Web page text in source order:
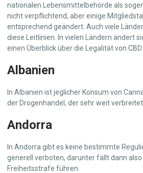
nationalen Lebensmittelbehörde als
nicht verpflichtend, aber einige
entsprechend geändert. Auch viele
diese Leitlinien. In vielen Ländern ändert
einen Überblick über die Legalität von
Albanien
In Albanien ist jeglicher Konsum von
der Drogenhandel, der sehr weit verbreitet
Andorra
In Andorra gibt es keine bestimmte
generell verboten, darunter fällt dann
Freiheitsstrafe führen.